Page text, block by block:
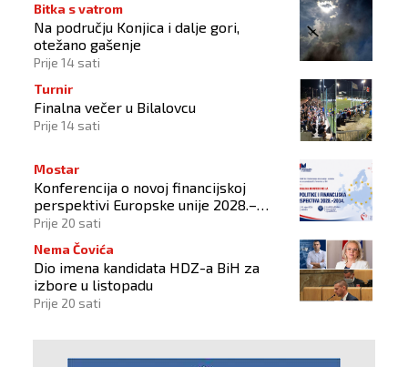
Bitka s vatrom
Na području Konjica i dalje gori,
otežano gašenje
Prije 14 sati
Turnir
Finalna večer u Bilalovcu
Prije 14 sati
Mostar
Konferencija o novoj financijskoj
perspektivi Europske unije 2028.–
2034.
Prije 20 sati
Nema Čovića
Dio imena kandidata HDZ-a BiH za
izbore u listopadu
Prije 20 sati